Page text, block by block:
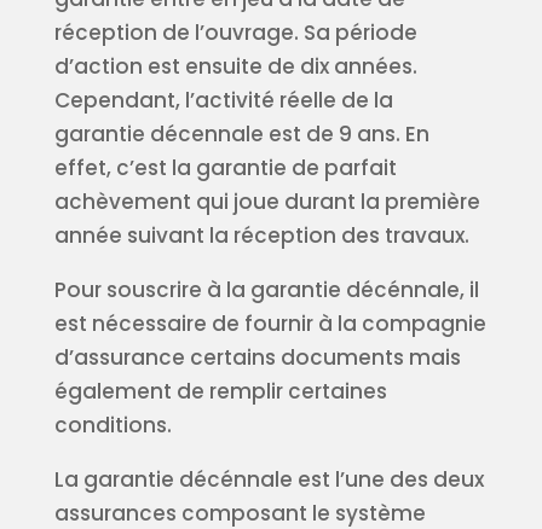
réception de l’ouvrage. Sa période
d’action est ensuite de dix années.
Cependant, l’activité réelle de la
garantie décennale est de 9 ans. En
effet, c’est la garantie de parfait
achèvement qui joue durant la première
année suivant la réception des travaux.
Pour souscrire à la garantie décénnale, il
est nécessaire de fournir à la compagnie
d’assurance certains documents mais
également de remplir certaines
conditions.
La garantie décénnale est l’une des deux
assurances composant le système